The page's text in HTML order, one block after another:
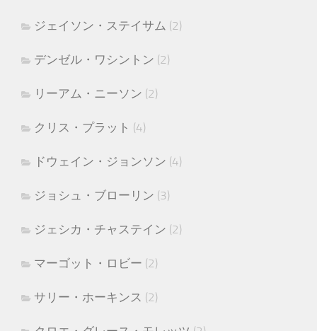
ジェイソン・ステイサム (2)
デンゼル・ワシントン (2)
リーアム・ニーソン (2)
クリス・プラット (4)
ドウェイン・ジョンソン (4)
ジョシュ・ブローリン (3)
ジェシカ・チャステイン (2)
マーゴット・ロビー (2)
サリー・ホーキンス (2)